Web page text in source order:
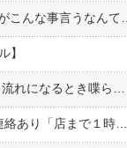
こんな事言うなんて…
】